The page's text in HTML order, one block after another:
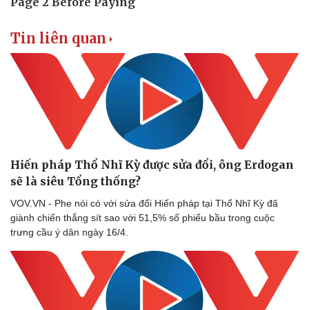
Tin liên quan
Hiến pháp Thổ Nhĩ Kỳ được sửa đổi, ông Erdogan
sẽ là siêu Tổng thống?
VOV.VN - Phe nói có với sửa đổi Hiến pháp tại Thổ Nhĩ Kỳ đã
giành chiến thắng sít sao với 51,5% số phiếu bầu trong cuộc
trưng cầu ý dân ngày 16/4.